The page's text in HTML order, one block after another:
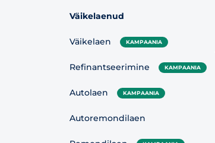
Väikelaenud
Väikelaen KAMPAANIA
Refinantseerimine KAMPAANIA
Autolaen KAMPAANIA
Autoremondilaen